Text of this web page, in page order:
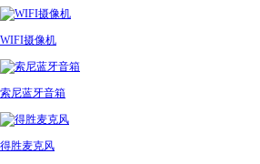
WIFI摄像机
索尼蓝牙音箱
得胜麦克风